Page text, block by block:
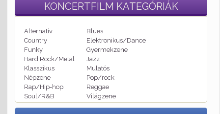
KONCERTFILM KATEGÓRIÁK
Alternatív
Blues
Country
Elektronikus/Dance
Funky
Gyermekzene
Hard Rock/Metal
Jazz
Klasszikus
Mulatós
Népzene
Pop/rock
Rap/Hip-hop
Reggae
Soul/R&B
Világzene